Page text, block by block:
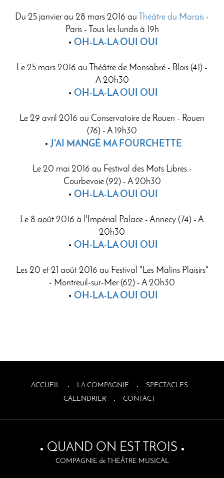
Du 25 janvier au 28 mars 2016 au Théâtre du Marais -
Paris - Tous les lundis à 19h
OH-LA-LA OUI OUI
Le 25 mars 2016 au Théâtre de Monsabré - Blois (41) -
A 20h30
OH-LA-LA OUI OUI
Le 29 avril 2016 au Conservatoire de Rouen - Rouen
(76) - A 19h30
J'AI MANGÉ MA FOURCHETTE
Le 20 mai 2016 au Festival des Mots Libres -
Courbevoie (92) - A 20h30
OH-LA-LA OUI OUI
Le 8 août 2016 à l'Impérial Palace - Annecy (74) - A
20h30
OH-LA-LA OUI OUI
Les 20 et 21 août 2016 au Festival "Les Malins Plaisirs"
- Montreuil-sur-Mer (62) - A 20h30
OH-LA-LA OUI OUI
ACCUEIL LA COMPAGNIE
SPECTACLES
CALENDRIER
CONTACT
QUAND ON EST TROIS
COMPAGNIE de THÉÂTRE MUSICAL